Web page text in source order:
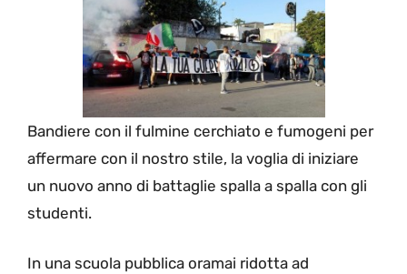
Bandiere con il fulmine cerchiato e fumogeni per
affermare con il nostro stile, la voglia di iniziare
un nuovo anno di battaglie spalla a spalla con gli
studenti.
In una scuola pubblica oramai ridotta ad